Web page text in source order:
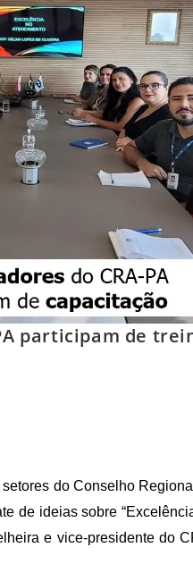
participam de
do Conselho
de ideias sobre
e vice-presidente do